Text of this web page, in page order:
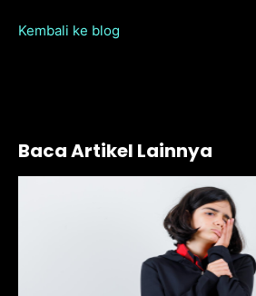
Kembali ke blog
Baca Artikel Lainnya